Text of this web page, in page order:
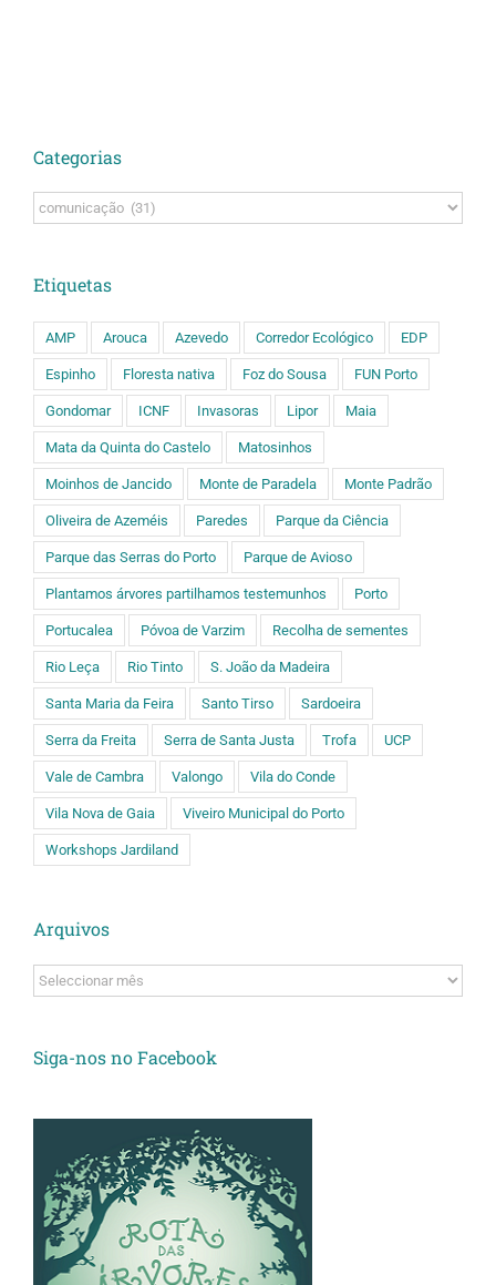
Categorias
Categorias
Etiquetas
AMP Arouca Azevedo Corredor Ecológico EDP
Espinho Floresta nativa Foz do Sousa FUN Porto
Gondomar ICNF Invasoras Lipor Maia
Mata da Quinta do Castelo Matosinhos
Moinhos de Jancido Monte de Paradela Monte Padrão
Oliveira de Azeméis Paredes Parque da Ciência
Parque das Serras do Porto Parque de Avioso
Plantamos árvores partilhamos testemunhos Porto
Portucalea Póvoa de Varzim Recolha de sementes
Rio Leça Rio Tinto S. João da Madeira
Santa Maria da Feira Santo Tirso Sardoeira
Serra da Freita Serra de Santa Justa Trofa UCP
Vale de Cambra Valongo Vila do Conde
Vila Nova de Gaia Viveiro Municipal do Porto
Workshops Jardiland
Arquivos
Arquivos
Siga-nos no Facebook